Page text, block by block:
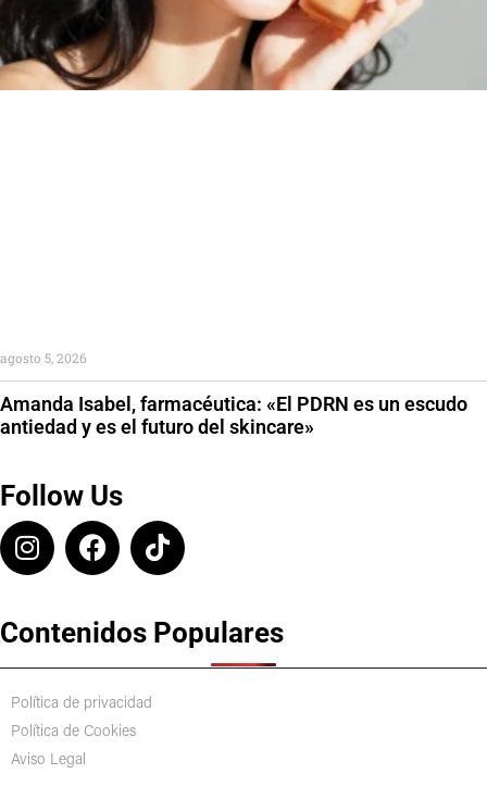
Amanda Isabel, farmacéutica: «El PDRN es un escudo
antiedad y es el futuro del skincare»
agosto 5, 2026
Follow Us
Contenidos Populares
Política de privacidad
Política de Cookies
Aviso Legal